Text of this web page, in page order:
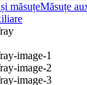
măsuțeMăsuțe